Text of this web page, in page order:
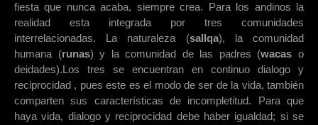
fiesta que nunca acaba, siempre crea. Para los andinos la
realidad esta integrada por tres comunidades
interrelacionadas. La naturaleza (sallqa), la comunidad
humana (runas) y la comunidad de las padres (wacas o
deidades).Los tres se encuentran en continuo dialogo y
reciprocidad , pues este es el modo de ser de la vida, también
comparten sus características de incompletitud. Para que
haya vida, dialogo y reciprocidad debe haber igualdad; si se